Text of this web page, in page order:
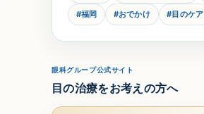
#福岡 #おでかけ #目のケア
眼科グループ公式サイト
目の治療をお考えの方へ